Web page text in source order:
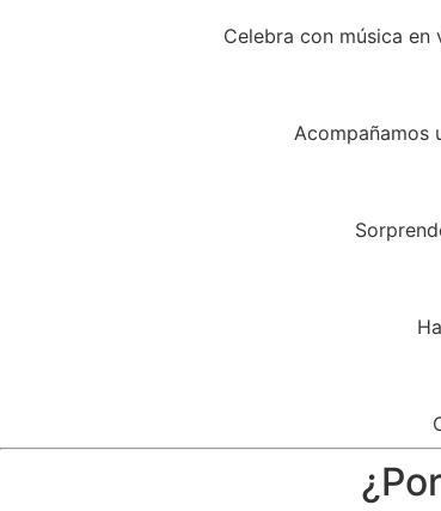
Celebra con música
Acompañamos